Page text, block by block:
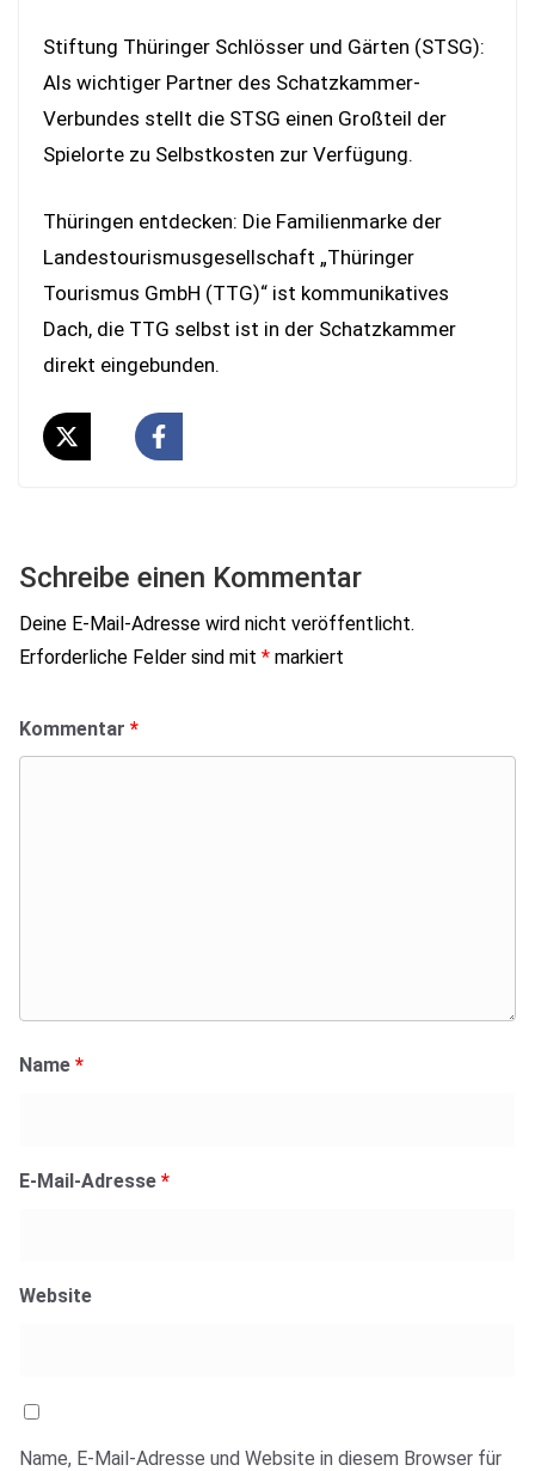
Stiftung Thüringer Schlösser und Gärten (STSG):
Als wichtiger Partner des Schatzkammer-
Verbundes stellt die STSG einen Großteil der
Spielorte zu Selbstkosten zur Verfügung.
Thüringen entdecken: Die Familienmarke der
Landestourismusgesellschaft „Thüringer
Tourismus GmbH (TTG)“ ist kommunikatives
Dach, die TTG selbst ist in der Schatzkammer
direkt eingebunden.
Schreibe einen Kommentar
Deine E-Mail-Adresse wird nicht veröffentlicht.
Erforderliche Felder sind mit * markiert
Kommentar *
Name *
E-Mail-Adresse *
Website
Name, E-Mail-Adresse und Website in diesem Browser für